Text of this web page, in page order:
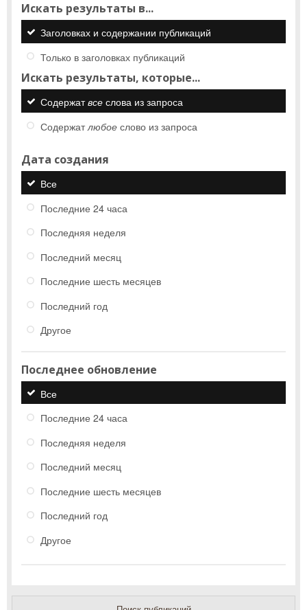
Искать результаты в...
Заголовках и содержании публикаций
Только в заголовках публикаций
Искать результаты, которые...
Содержатвсе слова из запроса
Содержатлюбое слово из запроса
Дата создания
Все
Последние 24 часа
Последняя неделя
Последний месяц
Последние шесть месяцев
Последний год
Другое
Последнее обновление
Все
Последние 24 часа
Последняя неделя
Последний месяц
Последние шесть месяцев
Последний год
Другое